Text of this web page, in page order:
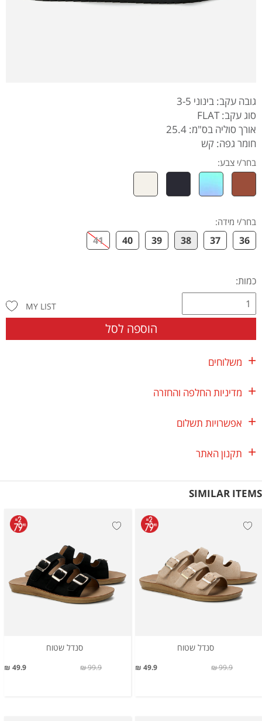
גובה עקב: בינוני 3-5
סוג עקב: FLAT
אורך סוליה בס"מ: 25.4
חומר גפה: קש
בחר/י צבע:
בחר/י מידה:
36
37
38
39
40
41
כמות:
הוספה לסל
MY LIST
משלוחים
מדיניות החלפה והחזרה
אפשרויות תשלום
תקנון האתר
SIMILAR ITEMS
סנדל שטוח
49.9 ₪ 99.9 ₪
סנדל שטוח
49.9 ₪ 99.9 ₪